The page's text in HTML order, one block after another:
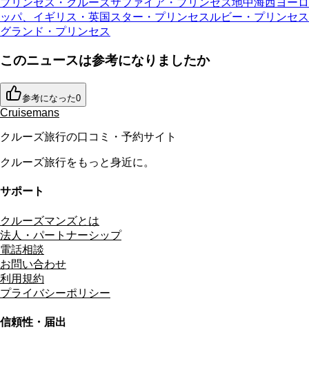
ッパ、イギリス・英国 スター・プリンセス ルビー・プリンセス
グランド・プリンセス
このニュースは参考になりましたか
参考になった0
Cruisemans
クルーズ旅行の口コミ・予約サイト
クルーズ旅行をもっと身近に。
サポート
クルーズマンズとは
法人・パートナーシップ
電話相談
お問い合わせ
利用規約
プライバシーポリシー
信頼性・届出